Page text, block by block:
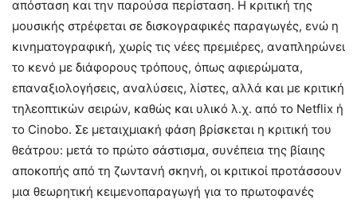
απόσταση και την παρούσα περίσταση. Η κριτική της
μουσικής στρέφεται σε δισκογραφικές παραγωγές, ενώ η
κινηματογραφική, χωρίς τις νέες πρεμιέρες, αναπληρώνει
το κενό με διάφορους τρόπους, όπως αφιερώματα,
επαναξιολογήσεις, αναλύσεις, λίστες, αλλά και με κριτική
τηλεοπτικών σειρών, καθώς και υλικό λ.χ. από το Netflix ή
το Cinobo. Σε μεταιχμιακή φάση βρίσκεται η κριτική του
θεάτρου: μετά το πρώτο σάστισμα, συνέπεια της βίαιης
αποκοπής από τη ζωντανή σκηνή, οι κριτικοί προτάσσουν
μια θεωρητική κειμενοπαραγωγή για το πρωτοφανές